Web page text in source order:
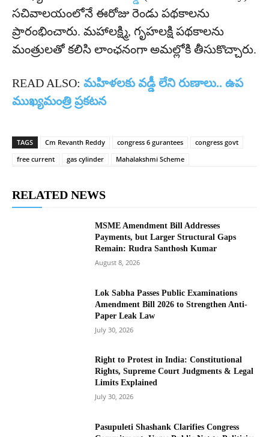
సచివాలయంలోనే ఈరోజు రెండు పథకాలను
ప్రారంభించారు. మహాలక్ష్మి, గృహలక్షి పథకాలను
మంత్రులతో కలిసి లాంఛనంగా అమల్లోకి తీసుకొచ్చారు.
READ ALSO: మహిళలకు వడ్డీ లేని రుణాలు.. ఉప
ముఖ్యమంత్రి ప్రకటన
TAGS Cm Revanth Reddy congress 6 gurantees
congress govt
free current
gas cylinder Mahalakshmi Scheme
RELATED NEWS
MSME Amendment Bill Addresses
Payments, but Larger Structural Gaps
Remain: Rudra Santhosh Kumar
August 8, 2026
Lok Sabha Passes Public Examinations
Amendment Bill 2026 to Strengthen Anti-
Paper Leak Law
July 30, 2026
Right to Protest in India: Constitutional
Rights, Supreme Court Judgments & Legal
Limits Explained
July 30, 2026
Pasupuleti Shashank Clarifies Congress